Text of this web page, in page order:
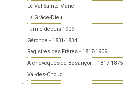
Le Val-Sainte-Marie
La Grâce-Dieu
Tamié depuis 1909
Géronde - 1831-1834
Registres des Frères - 1817-1909
Archevêques de Besançon - 1817-1875
Val-des-Choux